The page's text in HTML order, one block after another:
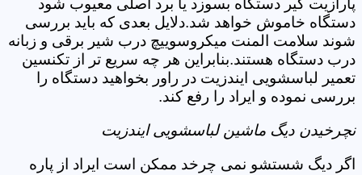
پارازیت گیر دستگاه بسوزد یا برد اصلی معیوب شود
دستگاه خاموش خواهد شد.دلایل بعدی که باید بررسی
شوند سلامت المنت میکروسوییچ درب شیر برقی و زبانه
درب دستگاه هستند.بنابراین هر چه سریع تر از تکنسین
تعمیر لباسشویی ایندزیت در راور بخواهید دستگاه را
بررسی نموده و ایراد را رفع کند.
نچرخیدن دیگ ماشین لباسشویی ایندزیت
اگر دیگ شستشو نمی چرخد ممکن است ایراد از پاره